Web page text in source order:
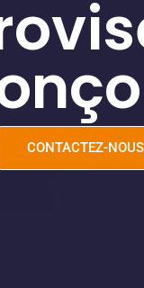
CONTACTEZ-NOUS